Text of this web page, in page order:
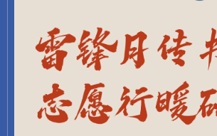
暂无相关推荐